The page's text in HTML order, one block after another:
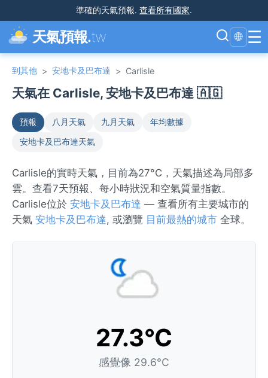
準確的天氣預報. 查看所有國家.
天氣預報.tw 🌐 ☰
到其他 > 安地卡及巴布達 > Carlisle
天氣在 Carlisle, 安地卡及巴布達 🇦🇬
預報 八月天氣 九月天氣
年均數據
安地卡及巴布達天氣
Carlisle的實時天氣，目前為27°C，天氣描述為局部多
雲。查看7天預報、每小時狀況和空氣質量指數。
Carlisle位於 安地卡及巴布達 — 查看所有主要城市的
天氣 安地卡及巴布達, 或瀏覽 目前最熱的城市 全球。
27.3°C
感覺像 29.6°C